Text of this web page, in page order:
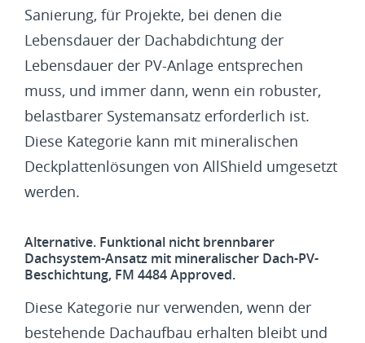
Sanierung, für Projekte, bei denen die
Lebensdauer der Dachabdichtung der
Lebensdauer der PV-Anlage entsprechen
muss, und immer dann, wenn ein robuster,
belastbarer Systemansatz erforderlich ist.
Diese Kategorie kann mit mineralischen
Deckplattenlösungen von AllShield umgesetzt
werden.
Alternative. Funktional nicht brennbarer
Dachsystem-Ansatz mit mineralischer Dach-PV-
Beschichtung, FM 4484 Approved.
Diese Kategorie nur verwenden, wenn der
bestehende Dachaufbau erhalten bleibt und